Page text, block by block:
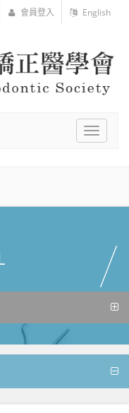
會員登入 English
Toggle